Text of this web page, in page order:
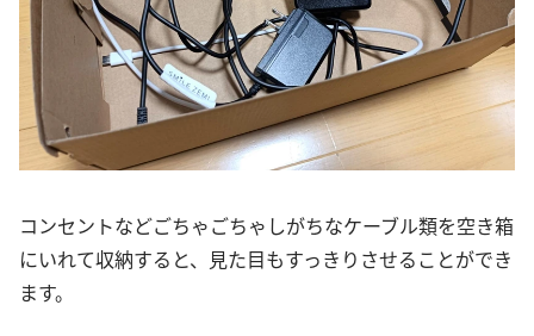
コンセントなどごちゃごちゃしがちなケーブル類を空き箱
にいれて収納すると、見た目もすっきりさせることができ
ます。